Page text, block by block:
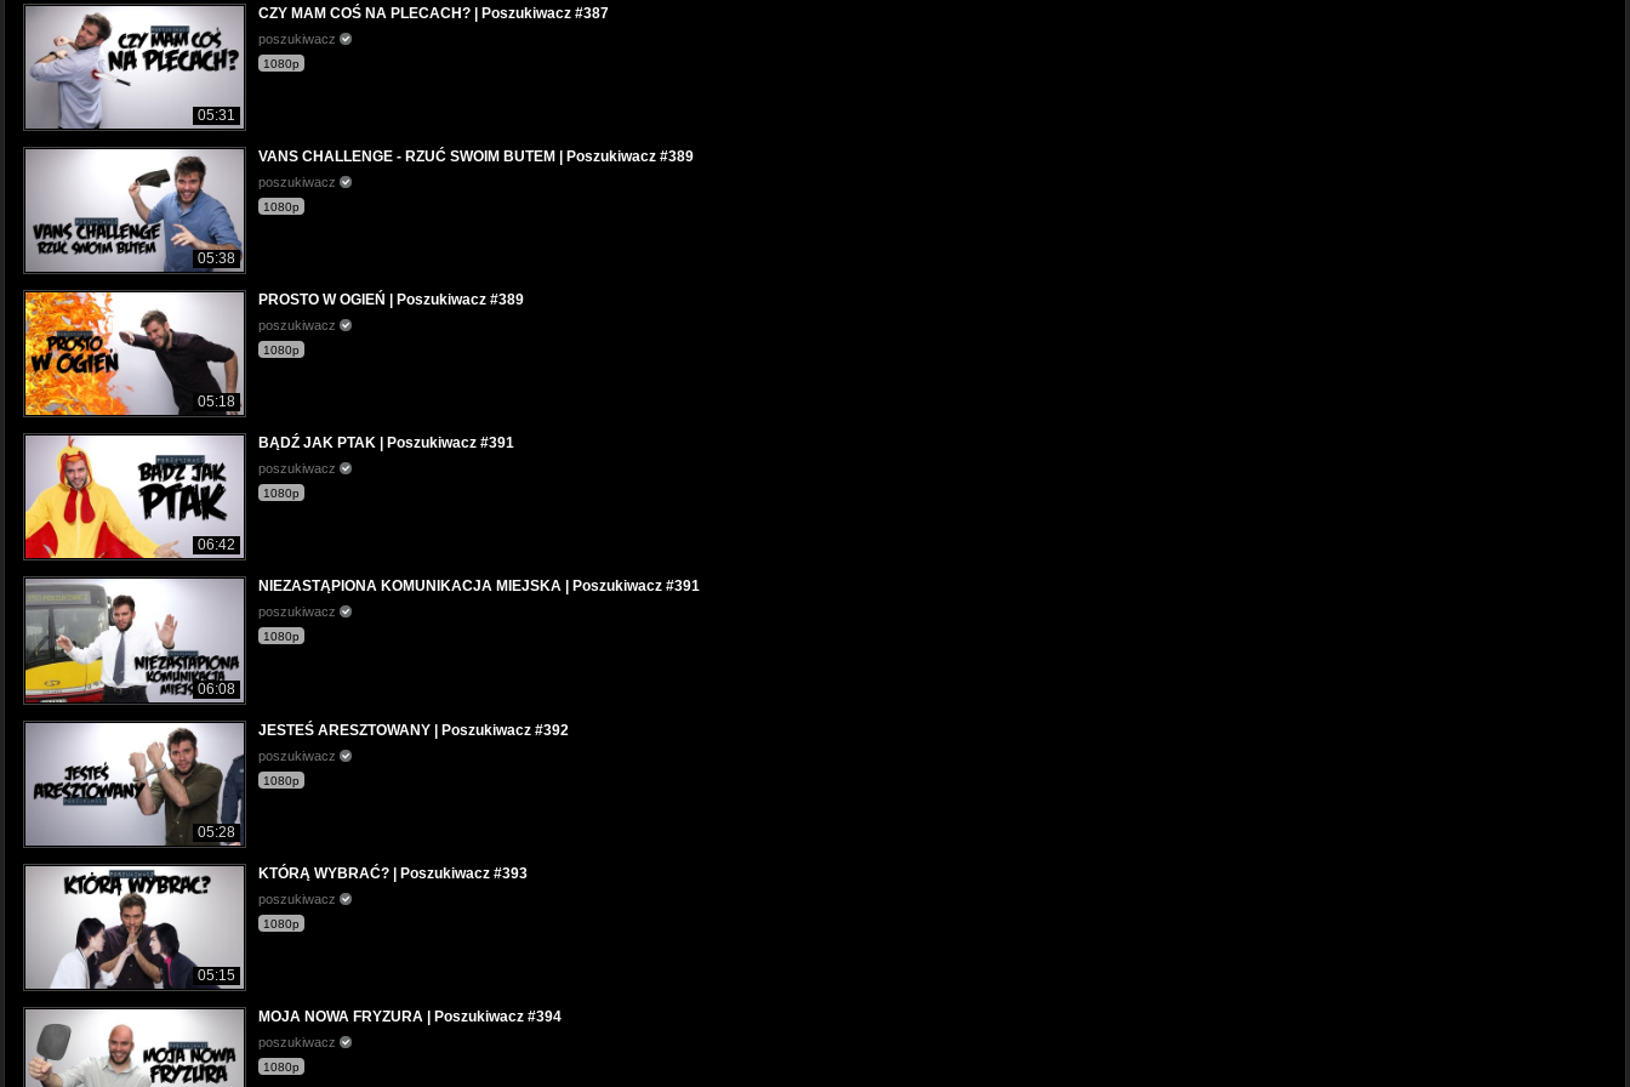
05:31
CZY MAM COŚ NA PLECACH? | Poszukiwacz #387
poszukiwacz
1080p
05:38
VANS CHALLENGE - RZUĆ SWOIM BUTEM | Poszukiwacz #389
poszukiwacz
1080p
05:18
PROSTO W OGIEŃ | Poszukiwacz #389
poszukiwacz
1080p
06:42
BĄDŹ JAK PTAK | Poszukiwacz #391
poszukiwacz
1080p
06:08
NIEZASTĄPIONA KOMUNIKACJA MIEJSKA | Poszukiwacz #391
poszukiwacz
1080p
05:28
JESTEŚ ARESZTOWANY | Poszukiwacz #392
poszukiwacz
1080p
05:15
KTÓRĄ WYBRAĆ? | Poszukiwacz #393
poszukiwacz
1080p
MOJA NOWA FRYZURA | Poszukiwacz #394
poszukiwacz
1080p